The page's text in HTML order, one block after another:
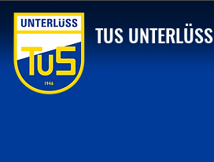
TUS UNTERLÜSS